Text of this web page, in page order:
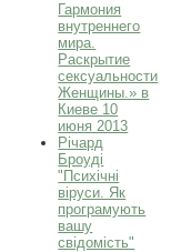
Гармония
внутреннего
мира.
Раскрытие
сексуальности
Женщины.» в
Киеве 10
июня 2013
Річард
Броуді
"Психічні
віруси. Як
програмують
вашу
свідомість"